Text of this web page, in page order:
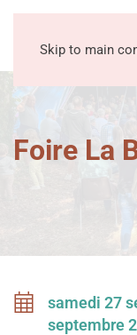
Skip to main
Foire La
samedi 27
septembre